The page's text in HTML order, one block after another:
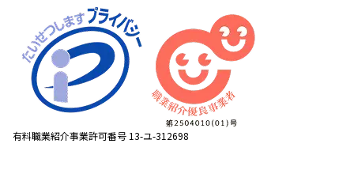
有料職業紹介事業許可番号 13-ユ-312698